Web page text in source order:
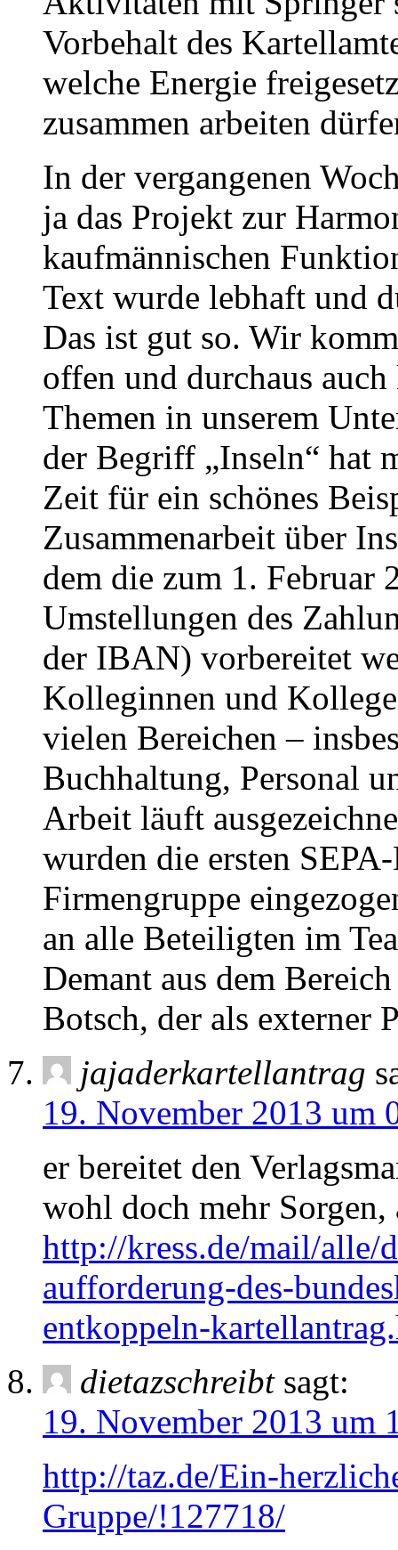
Vorbehalt des
welche Energie
zusammen arbeiten
In der vergangenen
ja das Projekt zur
kaufmännischen
Text wurde lebhaft und
Das ist gut so. Wir
offen und durchaus
Themen in unserem
der Begriff „Inseln“ hat
Zeit für ein schönes
Zusammenarbeit über
dem die zum 1. Februar
Umstellungen des
der IBAN) vorbereitet
Kolleginnen und
vielen Bereichen –
Buchhaltung, Personal
Arbeit läuft
wurden die ersten
Firmengruppe
an alle Beteiligten im
Demant aus dem
Botsch, der als externer
jajaderkartellantrag
19. November 2013 um
er bereitet den
wohl doch mehr Sorgen,
http://kress.de/mail/alle/
aufforderung-des-
entkoppeln-
dietazschreibt sagt:
19. November 2013 um
http://taz.de/Ein-
Gruppe/!127718/